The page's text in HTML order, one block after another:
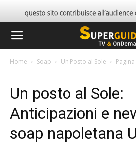
Home Soap Un Posto al Sole Pagina
Un posto al Sole:
Anticipazioni e
soap napoletana